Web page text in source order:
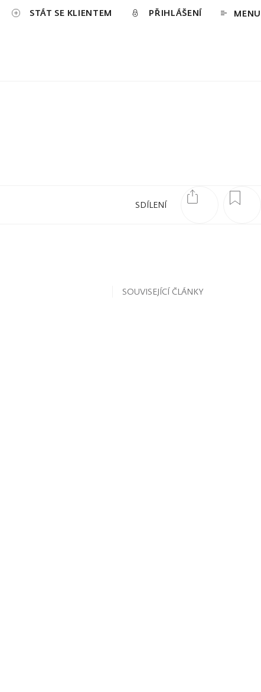
STÁT SE KLIENTEM PŘIHLÁŠENÍ MENU
SDÍLENÍ
SOUVISEJÍCÍ ČLÁNKY